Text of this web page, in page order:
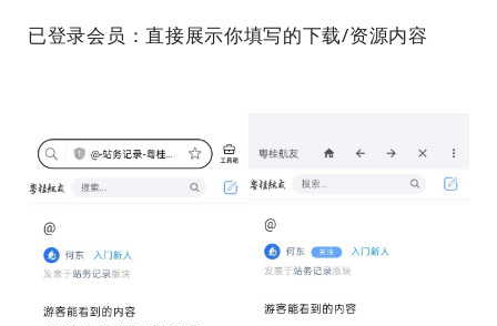
已登录会员：直接展示你填写的下载/资源内容